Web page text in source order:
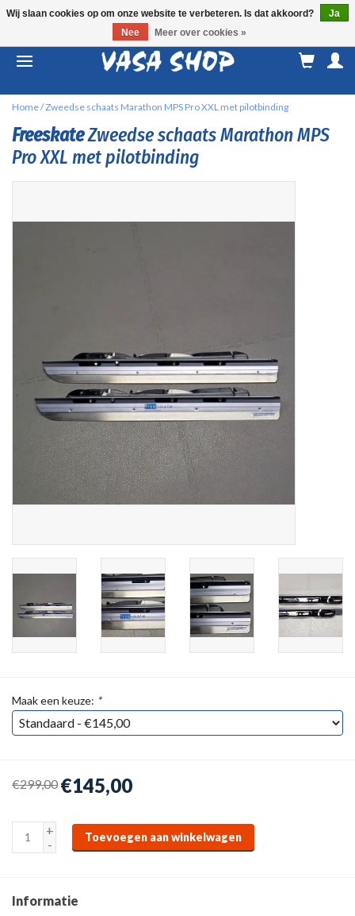
Home/Zweedse schaats Marathon MPS Pro XXL met pilotbinding
FreeskateZweedse schaats Marathon MPS
Pro XXL met pilotbinding
Maak een keuze: *
€299,00 €145,00
+
-
Toevoegen aan winkelwagen
Informatie
Wij slaan cookies op om onze website te verbeteren. Is dat akkoord?
Ja
Nee
Meer over cookies »